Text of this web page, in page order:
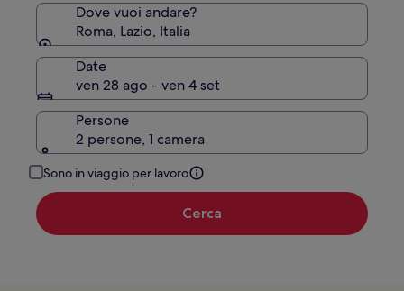
Dove vuoi andare?
Roma, Lazio, Italia
Date
ven 28 ago - ven 4 set
Persone
2 persone, 1 camera
Sono in viaggio per lavoro
Cerca